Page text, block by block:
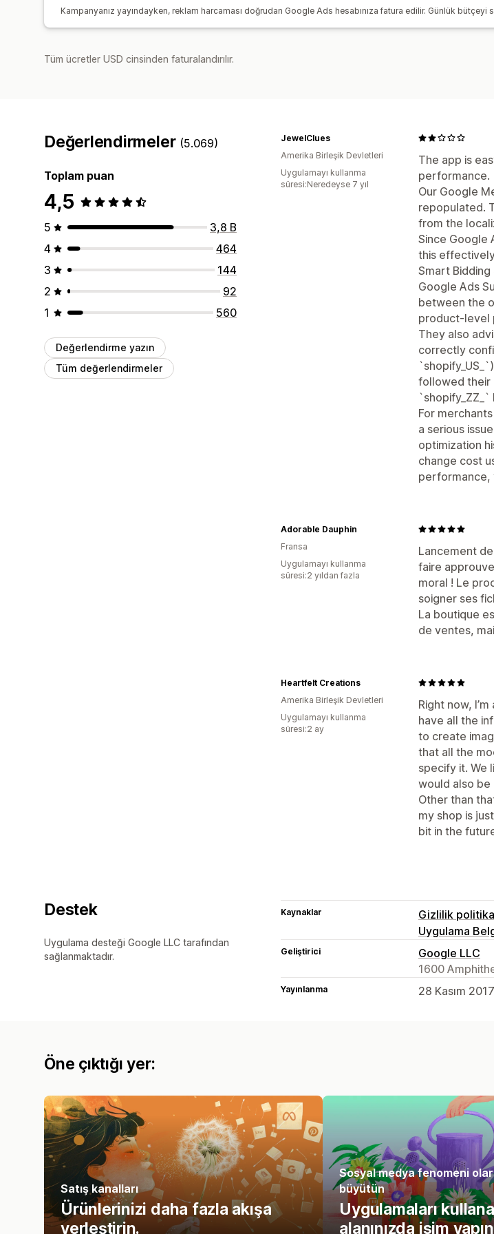
Gösterim
Kampanyanız yayındayken, reklam harcaması doğrudan Google Ads hesabınıza fatura edilir. Günlük bütçeyi
Tüm ücretler USD cinsinden faturalandırılır.
Değerlendirmeler (5.069)
Toplam puan
4,5
5
3,8 B
4
464
3
144
2
92
1
560
Değerlendirme yazın
Tüm değerlendirmeler
The app is
performance.
Our Google
repopulated.
from the
Since Google
this
Smart Bidding
Google Ads
between the
product-level
They also
correctly
followed their
For
a serious
optimization
change cost
performance,
JewelClues
Amerika Birleşik Devletleri
Uygulamayı kullanma
süresi:Neredeyse 7 yıl
Lancement
faire
moral ! Le
soigner ses
La boutique
de ventes,
Adorable Dauphin
Fransa
Uygulamayı kullanma
süresi:2 yıldan fazla
Right now,
have all the
to create
that all the
specify it. We
would also be
Other than
my shop is
bit in the
Heartfelt Creations
Amerika Birleşik Devletleri
Uygulamayı kullanma
süresi:2 ay
Destek
Uygulama desteği Google LLC tarafından
sağlanmaktadır.
Kaynaklar
Gizlilik
Uygulama
Geliştirici
Google LLC
1600
Yayınlanma 28 Kasım 2017
Öne çıktığı yer:
Satış kanalları
Ürünlerinizi daha fazla akışa
yerleştirin.
Sosyal medya fenomeni
büyütün
Uygulamaları
alanınızda isim yapın